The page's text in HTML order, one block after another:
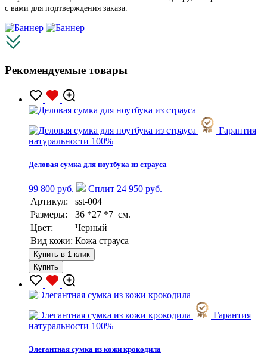
с вами для подтверждения заказа.
Рекомендуемые товары
Гарантия
натуральности 100%
Деловая сумка для ноутбука из страуса
99 800 руб.
Сплит 24 950 руб.
Артикул:
sst-004
Размеры:
36 *27 *7 см.
Цвет:
Черный
Вид кожи: Кожа страуса
Купить в 1 клик
Купить
Гарантия
натуральности 100%
Элегантная сумка из кожи крокодила